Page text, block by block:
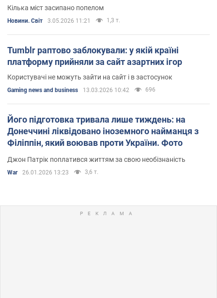
Кілька міст засипано попелом
Новини. Світ 3.05.2026 11:21 1,3 т.
Tumblr раптово заблокували: у якій країні
платформу прийняли за сайт азартних ігор
Користувачі не можуть зайти на сайт і в застосунок
Gaming news and business 13.03.2026 10:42 696
Його підготовка тривала лише тиждень: на
Донеччині ліквідовано іноземного найманця з
Філіппін, який воював проти України. Фото
Джон Патрік поплатився життям за свою необізнаність
War 26.01.2026 13:23 3,6 т.